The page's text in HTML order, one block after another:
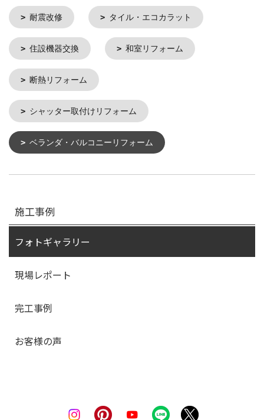
耐震改修 タイル・エコカラット
住設機器交換 和室リフォーム
断熱リフォーム
シャッター取付けリフォーム
ベランダ・バルコニーリフォーム
施工事例
フォトギャラリー
現場レポート
完工事例
お客様の声